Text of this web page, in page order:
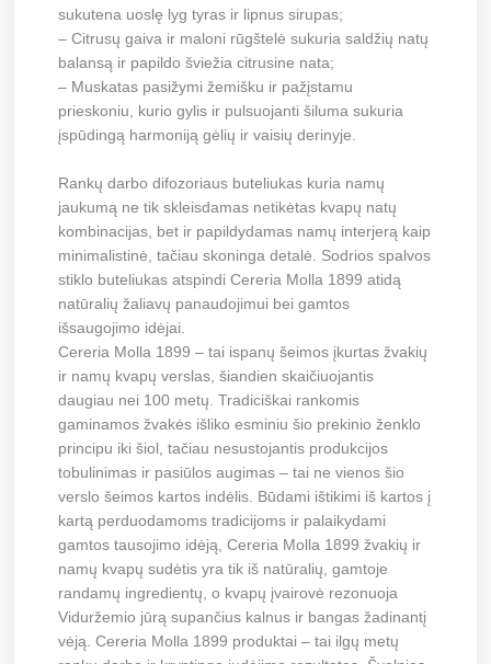
sukutena uoslę lyg tyras ir lipnus sirupas;
– Citrusų gaiva ir maloni rūgštelė sukuria saldžių natų
balansą ir papildo šviežia citrusine nata;
– Muskatas pasižymi žemišku ir pažįstamu
prieskoniu, kurio gylis ir pulsuojanti šiluma sukuria
įspūdingą harmoniją gėlių ir vaisių derinyje.
Rankų darbo difozoriaus buteliukas kuria namų
jaukumą ne tik skleisdamas netikėtas kvapų natų
kombinacijas, bet ir papildydamas namų interjerą kaip
minimalistinė, tačiau skoninga detalė. Sodrios spalvos
stiklo buteliukas atspindi Cereria Molla 1899 atidą
natūralių žaliavų panaudojimui bei gamtos
išsaugojimo idėjai.
Cereria Molla 1899 – tai ispanų šeimos įkurtas žvakių
ir namų kvapų verslas, šiandien skaičiuojantis
daugiau nei 100 metų. Tradiciškai rankomis
gaminamos žvakės išliko esminiu šio prekinio ženklo
principu iki šiol, tačiau nesustojantis produkcijos
tobulinimas ir pasiūlos augimas – tai ne vienos šio
verslo šeimos kartos indėlis. Būdami ištikimi iš kartos į
kartą perduodamoms tradicijoms ir palaikydami
gamtos tausojimo idėją, Cereria Molla 1899 žvakių ir
namų kvapų sudėtis yra tik iš natūralių, gamtoje
randamų ingredientų, o kvapų įvairovė rezonuoja
Viduržemio jūrą supančius kalnus ir bangas žadinantį
vėją. Cereria Molla 1899 produktai – tai ilgų metų